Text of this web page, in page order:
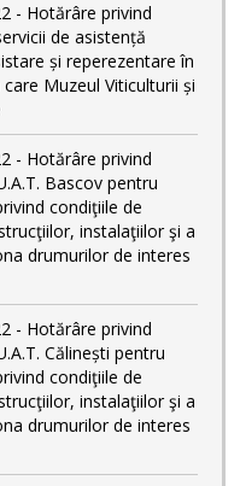
- Hotărâre privind
de asistență
și reperezentare în
Muzeul Viticulturii și
- Hotărâre privind
Bascov pentru
condiţiile de
instalaţiilor şi a
drumurilor de interes
- Hotărâre privind
Călinești pentru
condiţiile de
instalaţiilor şi a
drumurilor de interes